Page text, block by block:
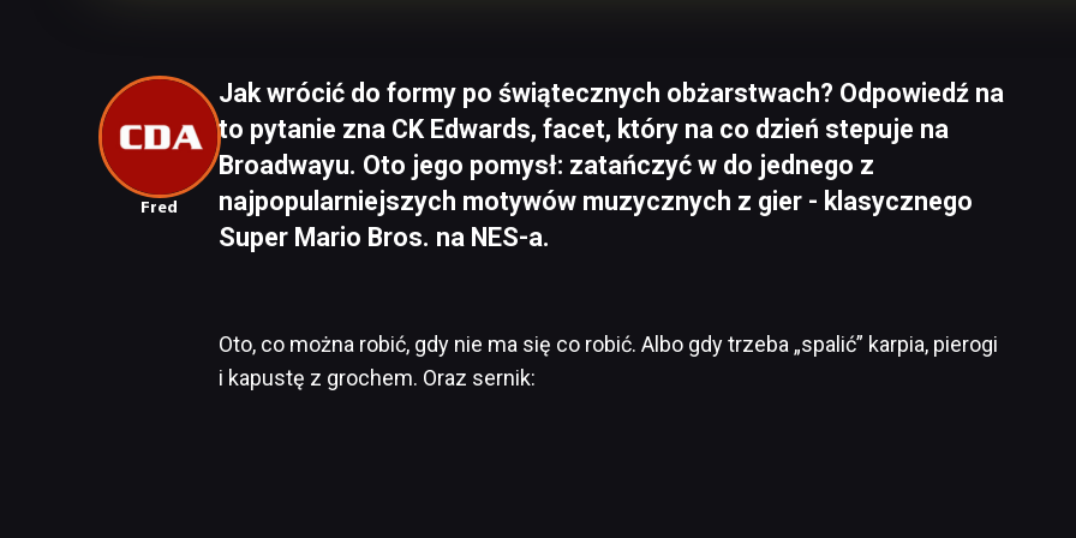
Fred
Jak wrócić do formy po świątecznych obżarstwach? Odpowiedź na
to pytanie zna CK Edwards, facet, który na co dzień stepuje na
Broadwayu. Oto jego pomysł: zatańczyć w do jednego z
najpopularniejszych motywów muzycznych z gier - klasycznego
Super Mario Bros. na NES-a.
Oto, co można robić, gdy nie ma się co robić. Albo gdy trzeba „spalić” karpia, pierogi
i kapustę z grochem. Oraz sernik: